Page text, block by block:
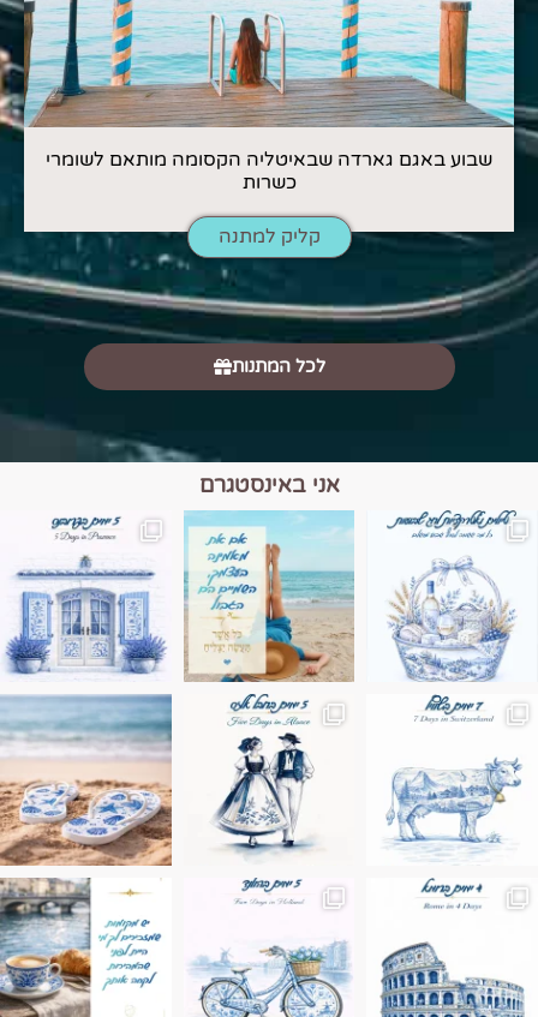
שבוע באגם גארדה שבאיטליה הקסומה מותאם לשומרי
כשרות
קליק למתנה
לכל המתנות
אני באינסטגרם
הם הגבול 💙🩵
בחבל אלזס צרפת
בחופשה שבו הכל נהיה פשוט יותר. החול, הי
Instagram post
Instagram post 17994326828955248